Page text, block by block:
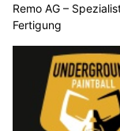
Remo AG –
Fertigung